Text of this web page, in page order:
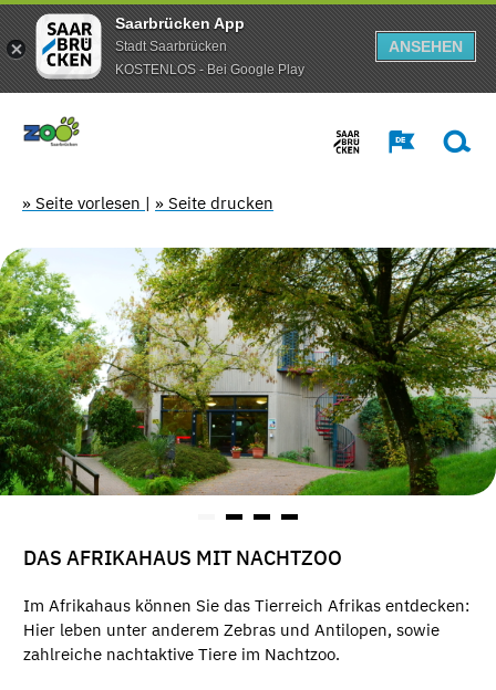
Saarbrücken App
Stadt Saarbrücken
KOSTENLOS - Bei Google Play
ANSEHEN
» Seite vorlesen | » Seite drucken
DAS AFRIKAHAUS MIT NACHTZOO
Im Afrikahaus können Sie das Tierreich Afrikas entdecken:
Hier leben unter anderem Zebras und Antilopen, sowie
zahlreiche nachtaktive Tiere im Nachtzoo.